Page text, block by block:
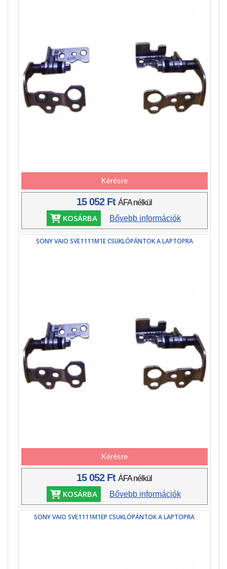
Kérésre
15 052 FtÁFA nélkül
KOSÁRBA Bővebb információk
SONY VAIO SVE1111M1E CSUKLÓPÁNTOK A LAPTOPRA
Kérésre
15 052 FtÁFA nélkül
KOSÁRBA Bővebb információk
SONY VAIO SVE1111M1EP CSUKLÓPÁNTOK A LAPTOPRA